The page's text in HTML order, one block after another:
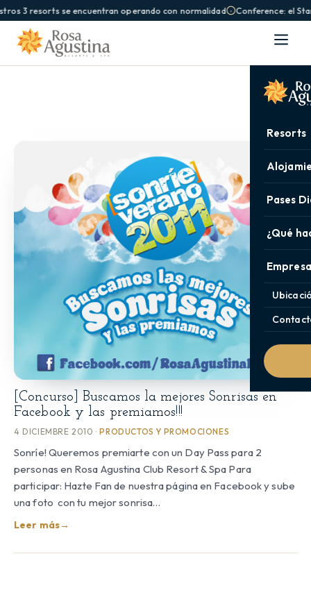
3 resorts se encuentran operando con normalidad Conference: el
Resorts
Pases
¿Qué
[Concurso] Buscamos la mejores Sonrisas en
Facebook y las premiamos!!!
4 DICIEMBRE 2010 ·PRODUCTOS Y PROMOCIONES
Sonríe! Queremos premiarte con un Day Pass para 2
personas en Rosa Agustina Club Resort & Spa Para
participar: Hazte Fan de nuestra página en Facebook y sube
una foto con tu mejor sonrisa…
Leer más→